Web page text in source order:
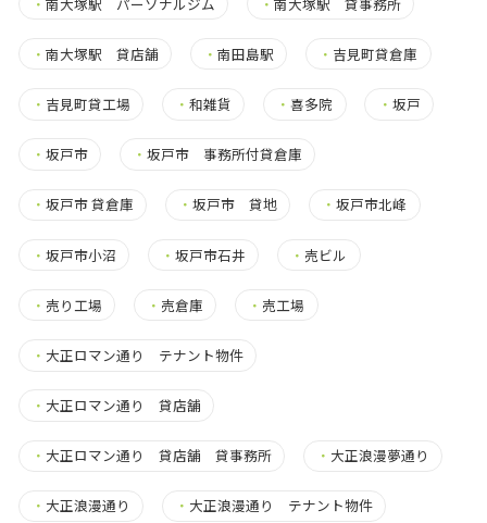
・ 南大塚駅 貸店舗 ・南田島駅 ・ 吉見町貸倉庫
・ 吉見町貸工場 ・和雑貨 ・喜多院 ・ 坂戸
・ 坂戸市 ・坂戸市 事務所付貸倉庫
・ 坂戸市 貸倉庫 ・坂戸市 貸地 ・坂戸市北峰
・ 坂戸市小沼 ・坂戸市石井 ・ 売ビル
・ 売り工場 ・ 売倉庫 ・ 売工場
・ 大正ロマン通り テナント物件
・ 大正ロマン通り 貸店舗
・ 大正ロマン通り 貸店舗 貸事務所 ・ 大正浪漫夢通り
・ 大正浪漫通り ・ 大正浪漫通り テナント物件